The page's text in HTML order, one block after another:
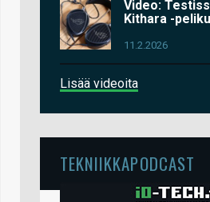
Video:
Kithara -
11.2.2026
Lisää videoita
TEKNIIKKAPODCAST